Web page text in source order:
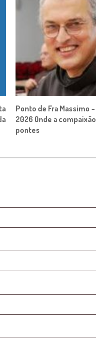
Ponto de Fra Massimo
2026 Onde a
pontes